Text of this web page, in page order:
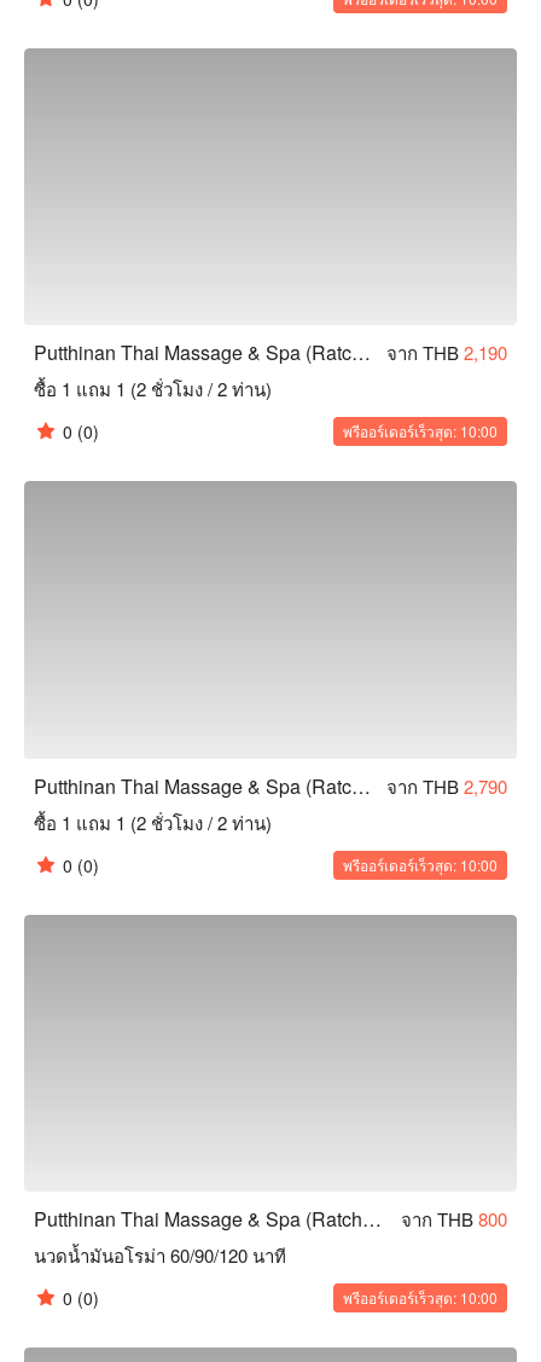
Putthinan Thai Massage & Spa (Ratchadamnoen) จาก THB2,190
ซื้อ 1 แถม 1 (2 ชั่วโมง / 2 ท่าน)
0 (0) พรีออร์เดอร์เร็วสุด: 10:00
Putthinan Thai Massage & Spa (Ratchadamnoen) จาก THB2,790
ซื้อ 1 แถม 1 (2 ชั่วโมง / 2 ท่าน)
0 (0) พรีออร์เดอร์เร็วสุด: 10:00
Putthinan Thai Massage & Spa (Ratchadamnoen) จาก THB800
นวดน้ำมันอโรม่า 60/90/120 นาที
0 (0) พรีออร์เดอร์เร็วสุด: 10:00